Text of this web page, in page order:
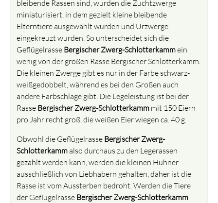
bleibende Rassen sind, wurden die Zuchtzwerge
miniaturisiert, in dem gezielt kleine bleibende
Elterntiere ausgewählt wurden und Urzwerge
eingekreuzt wurden. So unterscheidet sich die
Geflügelrasse Bergischer Zwerg-Schlotterkammein
wenig von der großen Rasse Bergischer Schlotterkamm.
Die kleinen Zwerge gibt es nur in der Farbe schwarz-
weißgedobbelt, während es bei den Großen auch
andere Farbschläge gibt. Die Legeleistung ist bei der
Rasse Bergischer Zwerg-Schlotterkamm mit 150 Eiern
pro Jahr recht groß, die weißen Eier wiegen ca. 40 g.
Obwohl die Geflügelrasse Bergischer Zwerg-
Schlotterkammalso durchaus zu den Legerassen
gezählt werden kann, werden die kleinen Hühner
ausschließlich von Liebhabern gehalten, daher ist die
Rasse ist vom Aussterben bedroht. Werden die Tiere
der Geflügelrasse Bergischer Zwerg-Schlotterkamm